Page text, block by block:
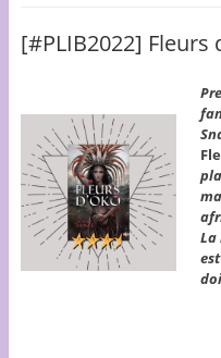
[#PLIB2022] Fleurs
La